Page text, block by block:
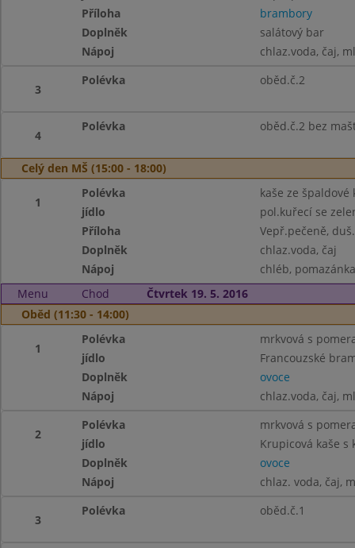
Příloha
brambory
Doplněk
salátový bar
Nápoj
chlaz.voda, čaj,
3
Polévka oběd.č.2
4
Polévka oběd.č.2 bez
Celý den MŠ (15:00 - 18:00)
1
Polévka
kaše ze špaldové
jídlo
pol.kuřecí se
Příloha
Vepř.pečeně,
Doplněk
chlaz.voda, čaj
Nápoj
chléb,
Menu
Chod
Čtvrtek 19. 5. 2016
Oběd (11:30 - 14:00)
1
Polévka
mrkvová s
jídlo
Francouzské
Doplněk
ovoce
Nápoj
chlaz.voda, čaj,
2
Polévka
mrkvová s
jídlo
Krupicová kaše s
Doplněk
ovoce
Nápoj
chlaz. voda, čaj,
3
Polévka oběd.č.1